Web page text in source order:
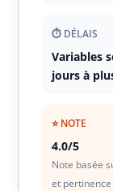
⏱ DÉLAIS
Variables
jours à
⭐ NOTE
4.0/5
Note basée
et